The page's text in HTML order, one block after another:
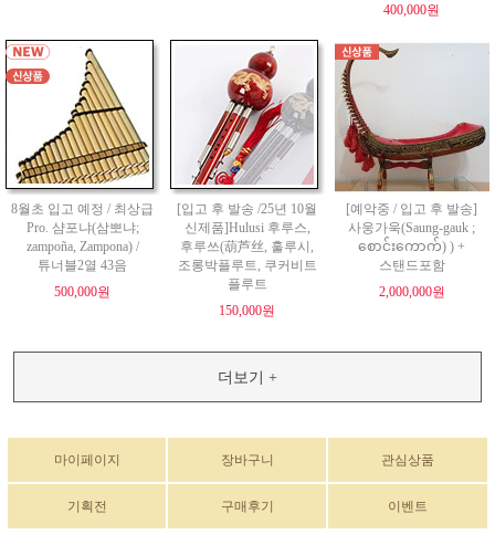
400,000원
8월초 입고 예정 / 최상급
Pro. 샴포냐(삼뽀냐;
zampoña, Zampona) /
튜너블2열 43음
500,000원
[입고 후 발송 /25년 10월
신제품]Hulusi 후루스,
후루쓰(葫芦丝, 훌루시,
조롱박플루트, 쿠커비트
플루트
150,000원
[예악중 / 입고 후 발송]
사웅가욱(Saung-gauk ;
စောင်းကောက်) ) +
스탠드포함
2,000,000원
더보기 +
마이페이지 장바구니 관심상품
기획전 구매후기 이벤트